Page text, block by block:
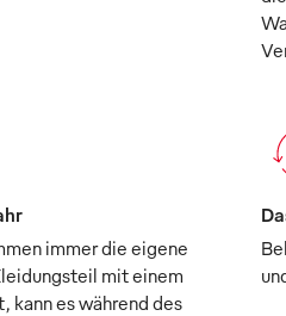
immer die eigene
mit einem
kann es während des